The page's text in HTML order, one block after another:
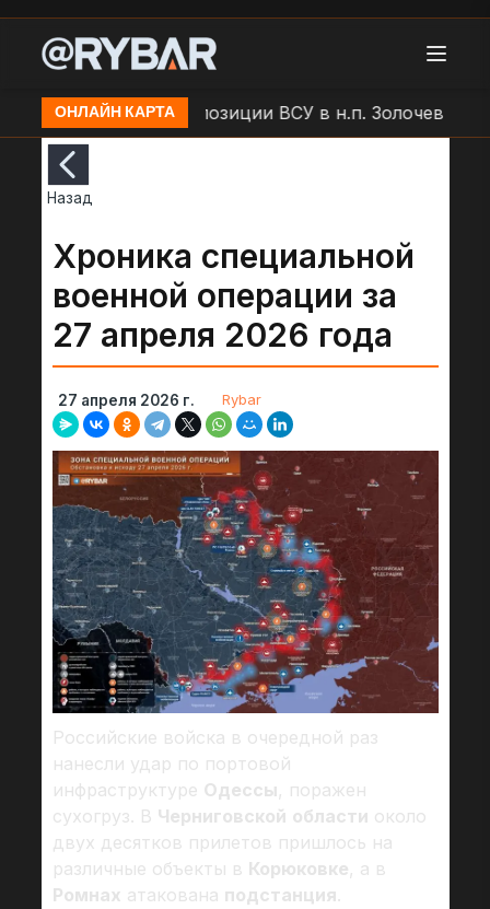
ОНЛАЙН КАРТА
"Молния" по позиции ВСУ в н.п. Золочев
Назад
Хроника специальной
военной операции за
27 апреля 2026 года
27 апреля 2026 г. Rybar
Российские войска в очередной раз
нанесли удар по портовой
инфраструктуре Одессы, поражен
сухогруз. В Черниговской области около
двух десятков прилетов пришлось на
различные объекты в Корюковке, а в
Ромнах атакована подстанция.